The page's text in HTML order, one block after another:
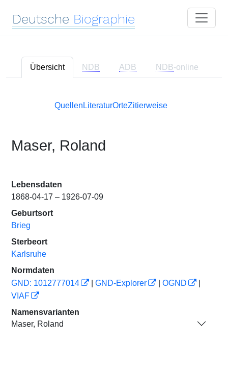
Deutsche Biographie
Übersicht NDB ADB NDB-online
Quellen LiteraturOrteZitierweise
Maser, Roland
Lebensdaten
1868-04-17 – 1926-07-09
Geburtsort
Brieg
Sterbeort
Karlsruhe
Normdaten
GND: 1012777014
GND-Explorer OGND
VIAF
Namensvarianten
Maser, Roland